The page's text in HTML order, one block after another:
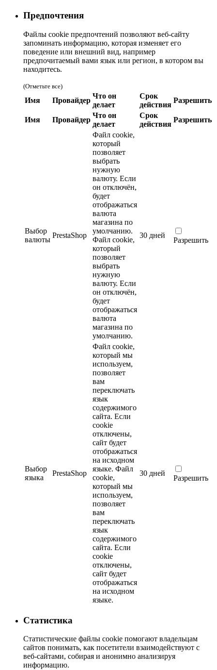
Предпочтения
Файлы cookie предпочтений позволяют веб-сайту
запоминать информацию, которая изменяет его
поведение или внешний вид, например
предпочитаемый вами язык или регион, в котором вы
находитесь.
(Отметьте все)
Имя Провайдер
Что он
делает
Срок
действия
Разрешить
Имя Провайдер
Что он
делает
Срок
действия
Разрешить
Выбор
валюты
PrestaShop
Файл cookie,
который
позволяет
выбрать
нужную
валюту. Если
он отключён,
будет
отображаться
валюта
магазина по
умолчанию.
Файл cookie,
который
позволяет
выбрать
нужную
валюту. Если
он отключён,
будет
отображаться
валюта
магазина по
умолчанию.
30 дней
Разрешить
Выбор
языка
PrestaShop
Файл cookie,
который мы
используем,
позволяет
вам
переключать
язык
содержимого
сайта. Если
cookie
отключены,
сайт будет
отображаться
на исходном
языке. Файл
cookie,
который мы
используем,
позволяет
вам
переключать
язык
содержимого
сайта. Если
cookie
отключены,
сайт будет
отображаться
на исходном
языке.
30 дней
Разрешить
Статистика
Статистические файлы cookie помогают владельцам
сайтов понимать, как посетители взаимодействуют с
веб-сайтами, собирая и анонимно анализируя
информацию.